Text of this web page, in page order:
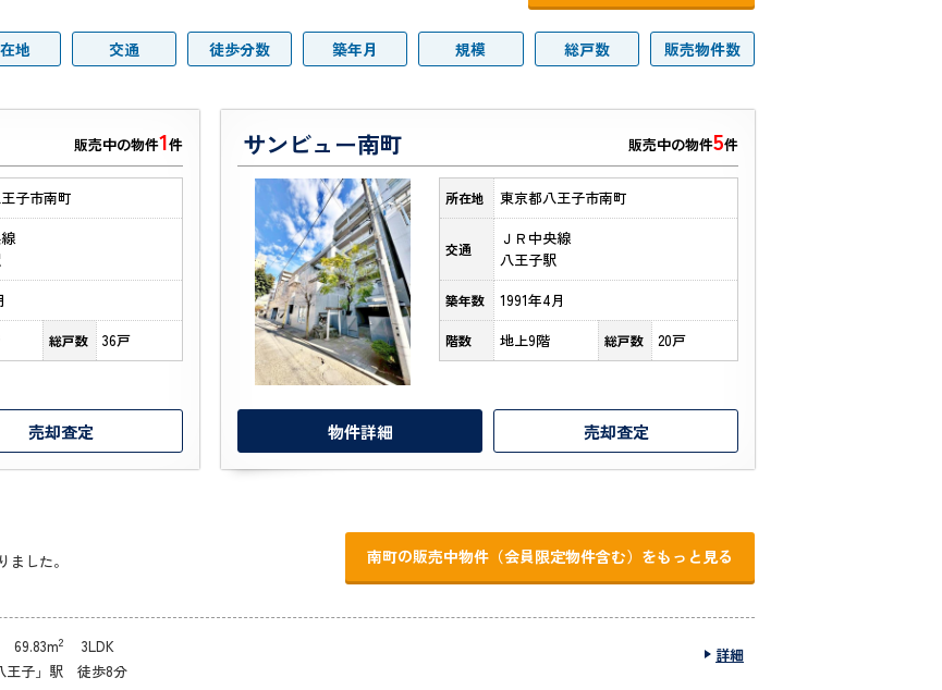
地 交通 徒歩分数 築年月 規模 総戸数 販売物件数
販売中の物件1件
子市南町
総戸数 36戸
売却査定
サンビュー南町 販売中の物件5件
所在地 東京都八王子市南町
交通
ＪＲ中央線
八王子駅
築年数 1991年4月
階数 地上9階 総戸数 20戸
物件詳細 売却査定
ました。 南町の販売中物件（会員限定物件含む）をもっと見る
69.83m2 3LDK
王子」駅 徒歩8分
詳細